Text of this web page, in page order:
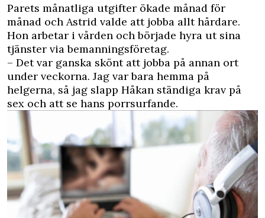
Parets månatliga utgifter ökade månad för
månad och Astrid valde att jobba allt hårdare.
Hon arbetar i vården och började hyra ut sina
tjänster via bemanningsföretag.
– Det var ganska skönt att jobba på annan ort
under veckorna. Jag var bara hemma på
helgerna, så jag slapp Håkan ständiga krav på
sex och att se hans porrsurfande.